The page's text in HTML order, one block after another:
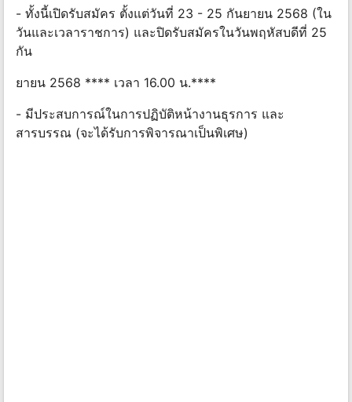
- ทั้งนี้เปิดรับสมัคร ตั้งแต่วันที่ 23 - 25 กันยายน 2568 (ใน
วันและเวลาราชการ) และปิดรับสมัครในวันพฤหัสบดีที่ 25
กัน
ยายน 2568 **** เวลา 16.00 น.****
- มีประสบการณ์ในการปฏิบัติหน้างานธุรการ และ
สารบรรณ (จะได้รับการพิจารณาเป็นพิเศษ)